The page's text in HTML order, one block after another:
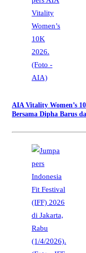
AIA Vitality Women’s
Bersama Dipha Barus